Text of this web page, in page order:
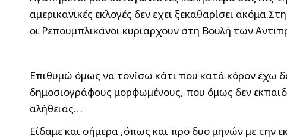
αμερικανικές εκλογές δεν εχει ξεκαθαρίσει
οι Ρεπουμπλικάνοι κυριαρχουν στη Βουλή των
Επιθυμώ όμως να τονίσω κάτι που κατά κόρον έχω
δημοσιογράφους μορφωμένους, που όμως δεν
αλήθειας…
Είδαμε και σήμερα ,όπως και προ δυο μηνών με την